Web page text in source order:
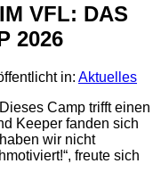
VFL: DAS
2026
in: Aktuelles
Camp trifft einen
Keeper fanden sich
wir nicht
freute sich